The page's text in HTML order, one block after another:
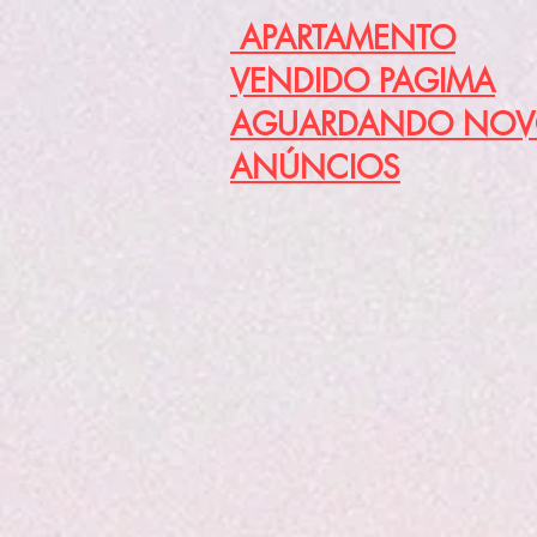
APARTAMENTO
VENDIDO PAGIMA
AGUARDANDO
ANÚNCIOS